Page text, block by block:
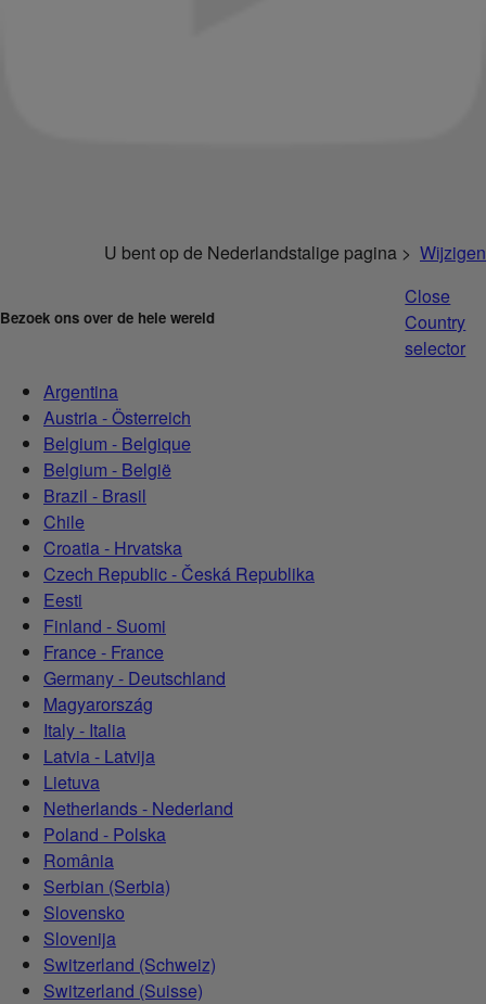
U bent op de Nederlandstalige pagina > Wijzigen
Bezoek ons over de hele wereld
Close
Country
selector
Argentina
Austria - Österreich
Belgium - Belgique
Belgium - België
Brazil - Brasil
Chile
Croatia - Hrvatska
Czech Republic - Česká Republika
Eesti
Finland - Suomi
France - France
Germany - Deutschland
Magyarország
Italy - Italia
Latvia - Latvija
Lietuva
Netherlands - Nederland
Poland - Polska
România
Serbian (Serbia)
Slovensko
Slovenija
Switzerland (Schweiz)
Switzerland (Suisse)